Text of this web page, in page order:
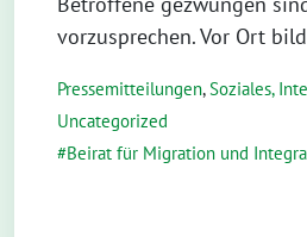
vorzusprechen. Vor Ort
Pressemitteilungen,Soziales,
Uncategorized
Beirat für Migration und